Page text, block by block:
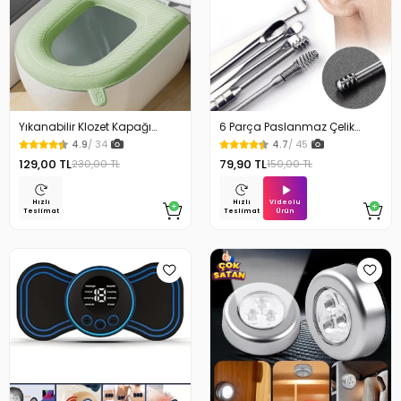
Yıkanabilir Klozet Kapağı
Süngeri Su Geçirmez
4.9/ 34
129,00 TL230,00 TL
Hızlı
Teslimat
6 Parça Paslanmaz Çelik
Kulak Temizleme Seti
4.7/ 45
79,90 TL150,00 TL
Hızlı
Teslimat
Videolu
Ürün